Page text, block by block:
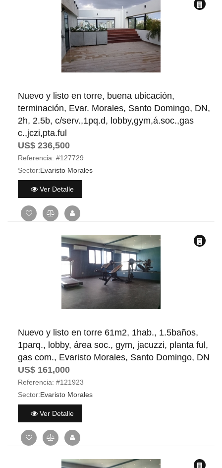
Nuevo y listo en torre, buena ubicación,
terminación, Evar. Morales, Santo Domingo, DN,
2h, 2.5b, c/serv.,1pq.d, lobby,gym,á.soc.,gas
c.,jczi,pta.ful
US$ 236,500
Referencia: #127729
Sector:Evaristo Morales
Ver Detalle
Nuevo y listo en torre 61m2, 1hab., 1.5baños,
1parq., lobby, área soc., gym, jacuzzi, planta ful,
gas com., Evaristo Morales, Santo Domingo, DN
US$ 161,000
Referencia: #121923
Sector:Evaristo Morales
Ver Detalle